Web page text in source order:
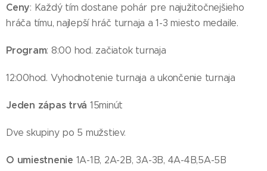
Ceny: Každý tím dostane pohár pre najužitočnejšieho
hráča tímu, najlepší hráč turnaja a 1-3 miesto medaile.
Program: 8:00 hod. začiatok turnaja
12:00hod. Vyhodnotenie turnaja a ukončenie turnaja
Jeden zápas trvá 15minút
Dve skupiny po 5 mužstiev.
O umiestnenie 1A-1B, 2A-2B, 3A-3B, 4A-4B,5A-5B